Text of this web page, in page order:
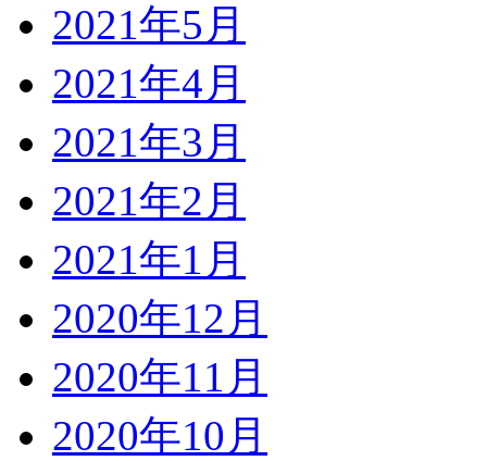
2021年5月
2021年4月
2021年3月
2021年2月
2021年1月
2020年12月
2020年11月
2020年10月